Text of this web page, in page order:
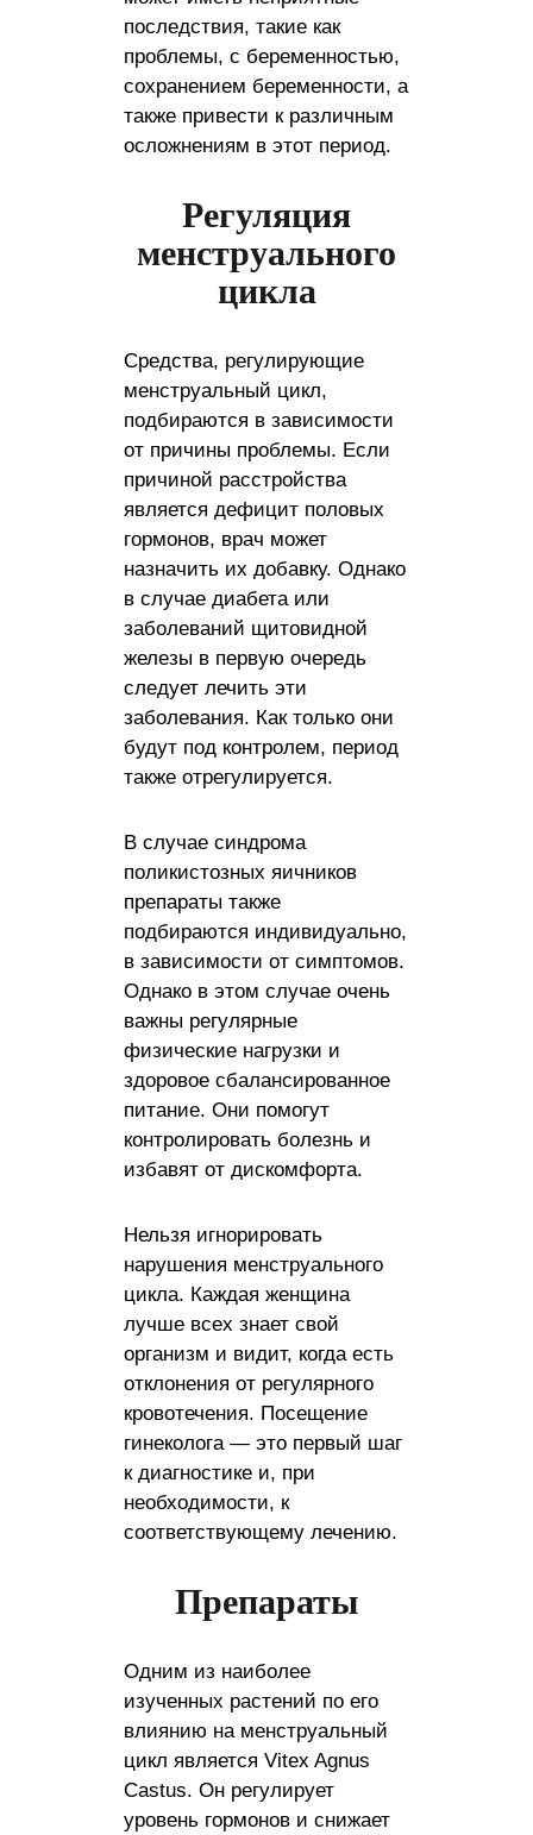
последствия, такие как
проблемы, с беременностью,
сохранением беременности, а
также привести к различным
осложнениям в этот период.
Регуляция
менструального
цикла
Средства, регулирующие
менструальный цикл,
подбираются в зависимости
от причины проблемы. Если
причиной расстройства
является дефицит половых
гормонов, врач может
назначить их добавку. Однако
в случае диабета или
заболеваний щитовидной
железы в первую очередь
следует лечить эти
заболевания. Как только они
будут под контролем, период
также отрегулируется.
В случае синдрома
поликистозных яичников
препараты также
подбираются индивидуально,
в зависимости от симптомов.
Однако в этом случае очень
важны регулярные
физические нагрузки и
здоровое сбалансированное
питание. Они помогут
контролировать болезнь и
избавят от дискомфорта.
Нельзя игнорировать
нарушения менструального
цикла. Каждая женщина
лучше всех знает свой
организм и видит, когда есть
отклонения от регулярного
кровотечения. Посещение
гинеколога — это первый шаг
к диагностике и, при
необходимости, к
соответствующему лечению.
Препараты
Одним из наиболее
изученных растений по его
влиянию на менструальный
цикл является Vitex Agnus
Castus. Он регулирует
уровень гормонов и снижает